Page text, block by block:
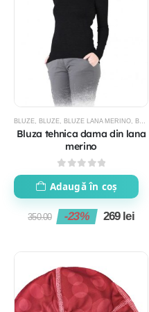
BLUZE BLUZE BLUZE LANA MERINO BLUZE TEHNICE
Bluza tehnica dama din lana
merino
0out of 5
Adaugă în coș
350.00 -23% 269 lei